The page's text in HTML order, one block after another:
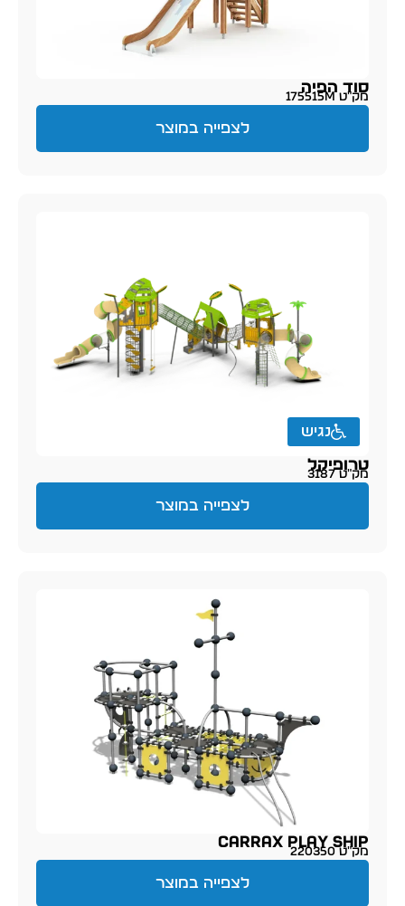
סוד הפיה
מק״ט 175515M
לצפייה במוצר
נגיש
טרופיקל
מק״ט 3187
לצפייה במוצר
Carrax Play Ship
מק״ט 220350
לצפייה במוצר